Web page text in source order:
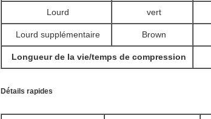
Lourd vert
Lourd supplémentaire Brown
Longueur de la vie/temps de compression
Détails rapides